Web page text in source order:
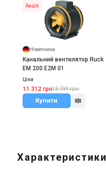
Акція
Німеччина
Канальний вентилятор Ruck
EM 200 E2M 01
Ціна
11 312 грн13 794 грн
Купити
Характеристики